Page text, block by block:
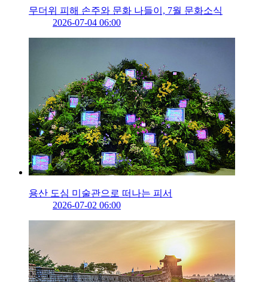
무더위 피해 손주와 문화 나들이, 7월 문화소식
2026-07-04 06:00
용산 도심 미술관으로 떠나는 피서
2026-07-02 06:00